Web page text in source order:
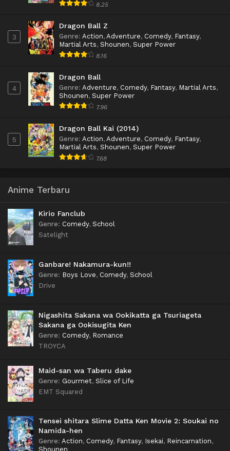
8.25
3
Dragon Ball Z
Genre: Action, Adventure, Comedy, Fantasy,
Martial Arts, Shounen, Super Power
8.16
4
Dragon Ball
Genre: Adventure, Comedy, Fantasy, Martial Arts,
Shounen, Super Power
7.96
5
Dragon Ball Kai (2014)
Genre: Action, Adventure, Comedy, Fantasy,
Martial Arts, Shounen, Super Power
7.68
Anime Terbaru
Kirio Fanclub
Genre: Comedy, School
Satelight
Ganbare! Nakamura-kun!!
Genre: Boys Love, Comedy, School
Drive
Nigashita Sakana wa Ookikatta ga Tsuriageta
Sakana ga Ookisugita Ken
Genre: Comedy, Romance
TROYCA
Maid-san wa Taberu dake
Genre: Gourmet, Slice of Life
EMT Squared
Tensei shitara Slime Datta Ken Movie 2: Soukai no
Namida-hen
Genre: Action, Comedy, Fantasy, Isekai, Reincarnation,
Shounen